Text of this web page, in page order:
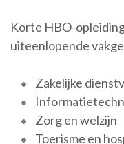
Korte HBO-
uiteenlopende
Zakelijke
Zorg en welzijn
Toerisme en